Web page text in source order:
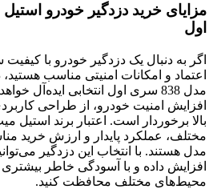
اول
اگر به دنبال یک دزدگیر خودرو با
اعتماد و امکانات امنیتی مناسب
مدل 838 سری اول انتخابی ایده‌آل
افزایش امنیت خودرو، از طراحی
بالا برخوردار است. اعتبار برند استیل
مختلف، عملکرد پایدار و ارزش خرید
مدل هستند. با انتخاب این دزدگیر
افزایش داده و با آسودگی خاطر بیشتری
محیط‌های مختلف محافظت کنید.